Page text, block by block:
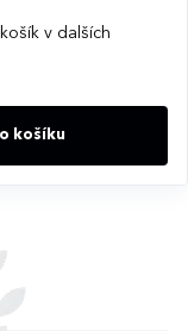
v dalších
košíku